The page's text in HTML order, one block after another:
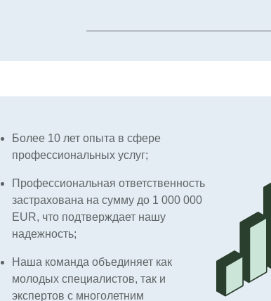
Более 10 лет опыта в сфере
профессиональных услуг;
Профессиональная ответственность
застрахована на сумму до 1 000 000
EUR, что подтверждает нашу
надежность;
Наша команда объединяет как
молодых специалистов, так и
экспертов с многолетним